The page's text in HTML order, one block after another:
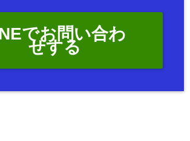
でお問い合わ
せする